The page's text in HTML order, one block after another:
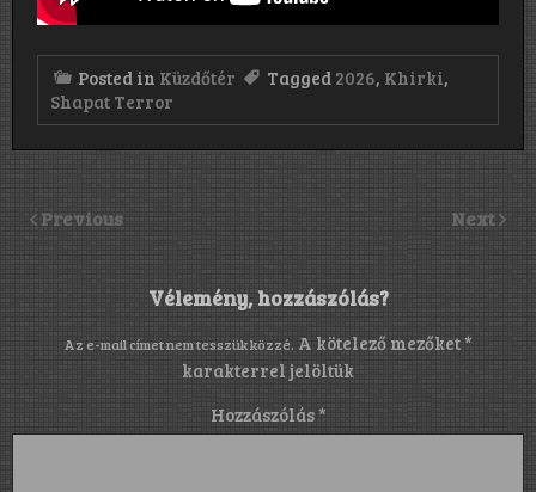
Posted in Küzdőtér Tagged 2026, Khirki,
Shapat Terror
Previous Next
Vélemény, hozzászólás?
Az e-mail címet nem tesszük közzé. A kötelező mezőket *
karakterrel jelöltük
Hozzászólás*